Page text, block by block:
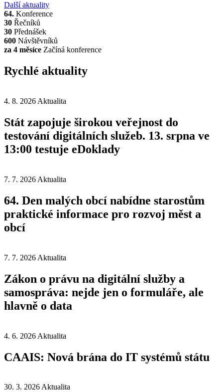
Další aktuality
64. Konference
30 Řečníků
30 Přednášek
600 Návštěvníků
za 4 měsíce Začíná konference
Rychlé aktuality
4. 8. 2026 Aktualita
Stát zapojuje širokou veřejnost do
testování digitálních služeb. 13. srpna ve
13:00 testuje eDoklady
7. 7. 2026 Aktualita
64. Den malých obcí nabídne starostům
praktické informace pro rozvoj měst a
obcí
7. 7. 2026 Aktualita
Zákon o právu na digitální služby a
samospráva: nejde jen o formuláře, ale
hlavně o data
4. 6. 2026 Aktualita
CAAIS: Nová brána do IT systémů státu
30. 3. 2026Aktualita